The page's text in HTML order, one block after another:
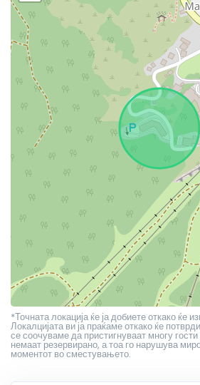
*Точната локација ќе ја добиете откако ќе
Локалцијата ви ја праќаме откако ќе
се соочуваме да пристигнуваат многу
немаат резервирано, а тоа го нарушува
моментот во сместувањето.